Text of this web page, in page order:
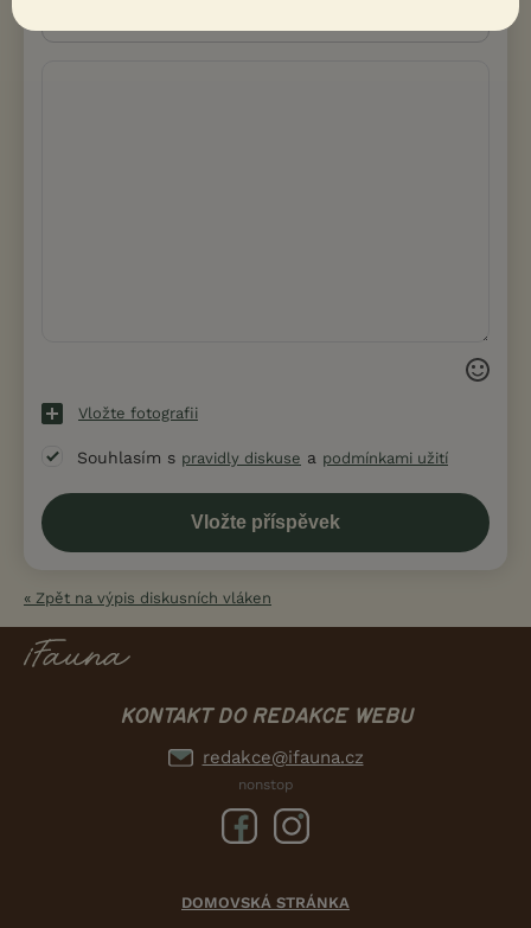
Vložte fotografii
Souhlasím s pravidly diskuse a podmínkami užití
« Zpět na výpis diskusních vláken
KONTAKT DO REDAKCE WEBU
redakce@ifauna.cz
nonstop
DOMOVSKÁ STRÁNKA